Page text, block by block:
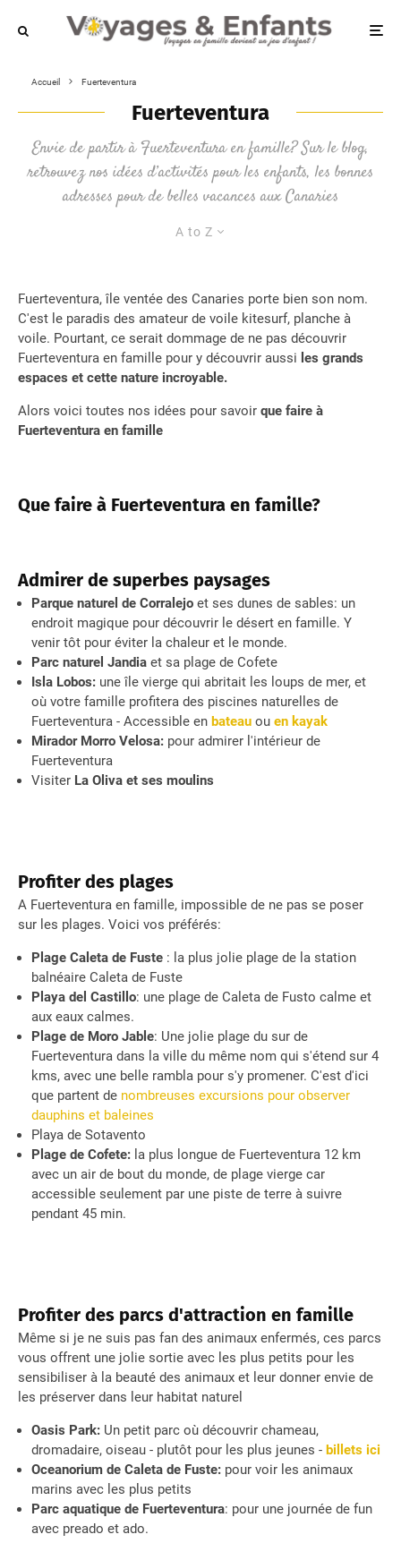
Accueil Fuerteventura
Fuerteventura
Envie de partir à Fuerteventura en famille? Sur le blog,
retrouvez nos idées d’activités pour les enfants, les bonnes
adresses pour de belles vacances aux Canaries
A to Z
Fuerteventura, île ventée des Canaries porte bien son nom.
C'est le paradis des amateur de voile kitesurf, planche à
voile. Pourtant, ce serait dommage de ne pas découvrir
Fuerteventura en famille pour y découvrir aussi les grands
espaces et cette nature incroyable.
Alors voici toutes nos idées pour savoir que faire à
Fuerteventura en famille
Que faire à Fuerteventura en famille?
Admirer de superbes paysages
Parque naturel de Corralejo et ses dunes de sables: un
endroit magique pour découvrir le désert en famille. Y
venir tôt pour éviter la chaleur et le monde.
Parc naturel Jandia et sa plage de Cofete
Isla Lobos: une île vierge qui abritait les loups de mer, et
où votre famille profitera des piscines naturelles de
Fuerteventura - Accessible en bateau ou en kayak
Mirador Morro Velosa: pour admirer l'intérieur de
Fuerteventura
Visiter La Oliva et ses moulins
Profiter des plages
A Fuerteventura en famille, impossible de ne pas se poser
sur les plages. Voici vos préférés:
Plage Caleta de Fuste : la plus jolie plage de la station
balnéaire Caleta de Fuste
Playa del Castillo: une plage de Caleta de Fusto calme et
aux eaux calmes.
Plage de Moro Jable: Une jolie plage du sur de
Fuerteventura dans la ville du même nom qui s'étend sur 4
kms, avec une belle rambla pour s'y promener. C'est d'ici
que partent de nombreuses excursions pour observer
dauphins et baleines
Playa de Sotavento
Plage de Cofete: la plus longue de Fuerteventura 12 km
avec un air de bout du monde, de plage vierge car
accessible seulement par une piste de terre à suivre
pendant 45 min.
Profiter des parcs d'attraction en famille
Même si je ne suis pas fan des animaux enfermés, ces parcs
vous offrent une jolie sortie avec les plus petits pour les
sensibiliser à la beauté des animaux et leur donner envie de
les préserver dans leur habitat naturel
Oasis Park: Un petit parc où découvrir chameau,
dromadaire, oiseau - plutôt pour les plus jeunes - billets ici
Oceanorium de Caleta de Fuste: pour voir les animaux
marins avec les plus petits
Parc aquatique de Fuerteventura: pour une journée de fun
avec preado et ado.